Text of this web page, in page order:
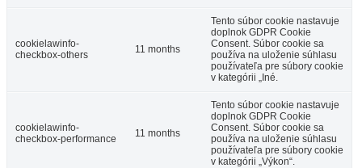
cookielawinfo-
checkbox-others
11 months
Tento súbor cookie nastavuje
doplnok GDPR Cookie
Consent. Súbor cookie sa
používa na uloženie súhlasu
používateľa pre súbory cookie
v kategórii „Iné.
cookielawinfo-
checkbox-performance
11 months
Tento súbor cookie nastavuje
doplnok GDPR Cookie
Consent. Súbor cookie sa
používa na uloženie súhlasu
používateľa pre súbory cookie
v kategórii „Výkon“.